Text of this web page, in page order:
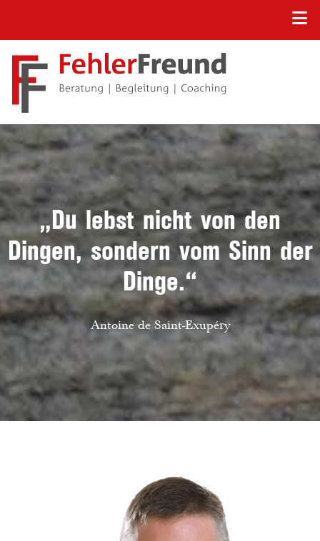
„Du lebst nicht von den
Dingen, sondern vom Sinn der
Dinge.“
Antoine de Saint-Exupéry